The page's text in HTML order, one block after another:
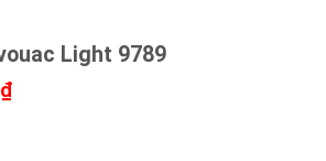
Light 9789
₫Giá